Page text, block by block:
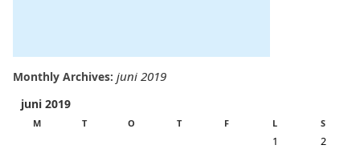
Monthly Archives: juni 2019
juni 2019
M T O T F L S
1
2